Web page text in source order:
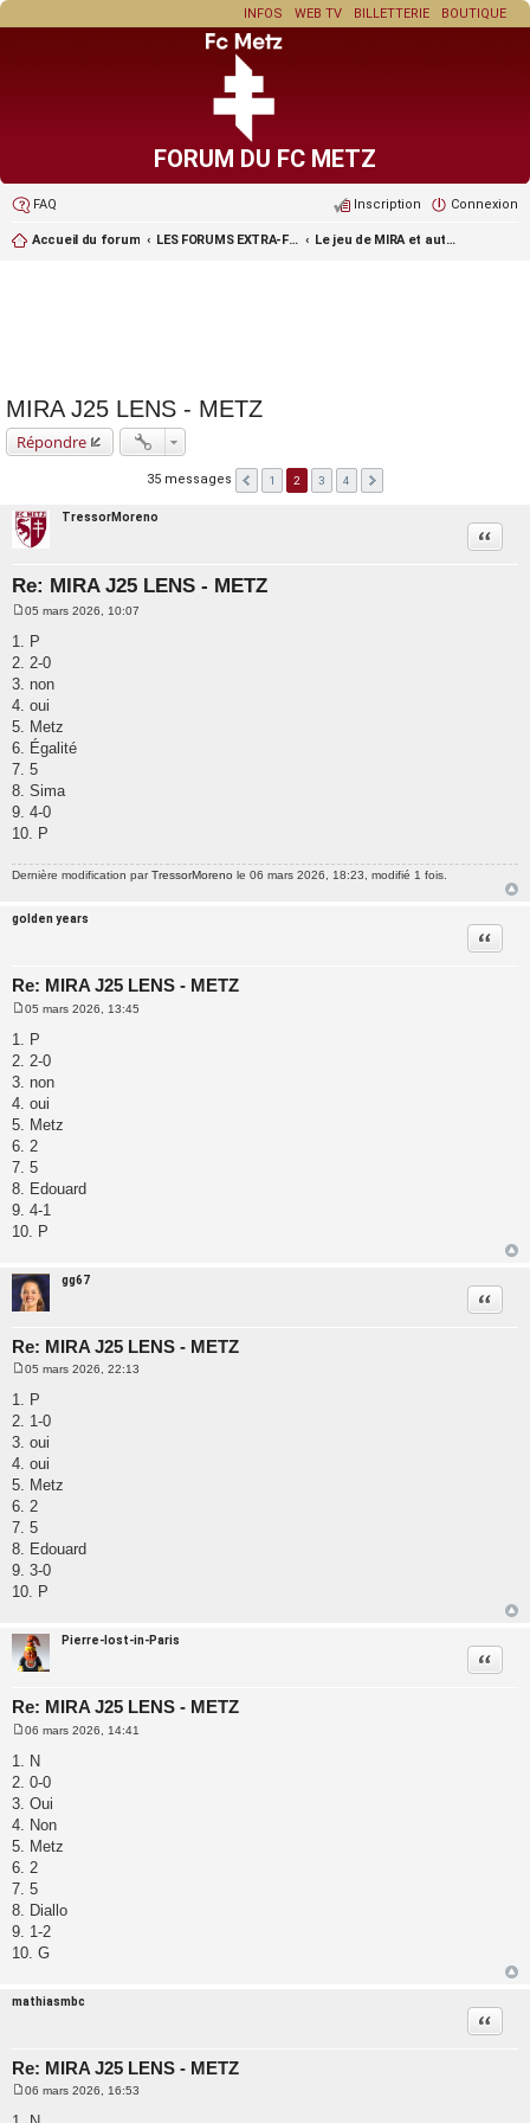
BOUTIQUE
BILLETTERIE
WEB TV
INFOS
FORUM DU FC METZ
FAQ Connexion
Inscription
Accueil du forum LES FORUMS EXTRA-FOOT ET LES JEUX Le jeu de MIRA et autres jeux de pronos
MIRA J25 LENS - METZ
Répondre
35 messages 1 2 3 4
TressorMoreno
Re: MIRA J25 LENS - METZ
e
g
e
05 mars 2026, 10:07
1. P
2. 2-0
3. non
4. oui
5. Metz
6. Égalité
7. 5
8. Sima
9. 4-0
10. P
Dernière modification parTressorMoreno le 06 mars 2026, 18:23, modifié 1 fois.
golden years
Re: MIRA J25 LENS - METZ
e
g
e
05 mars 2026, 13:45
1. P
2. 2-0
3. non
4. oui
5. Metz
6. 2
7. 5
8. Edouard
9. 4-1
10. P
gg67
Re: MIRA J25 LENS - METZ
e
g
e
05 mars 2026, 22:13
1. P
2. 1-0
3. oui
4. oui
5. Metz
6. 2
7. 5
8. Edouard
9. 3-0
10. P
Pierre-lost-in-Paris
Re: MIRA J25 LENS - METZ
e
s
a
g
06 mars 2026, 14:41
1. N
2. 0-0
3. Oui
4. Non
5. Metz
6. 2
7. 5
8. Diallo
9. 1-2
10. G
mathiasmbc
Re: MIRA J25 LENS - METZ
e
06 mars 2026, 16:53